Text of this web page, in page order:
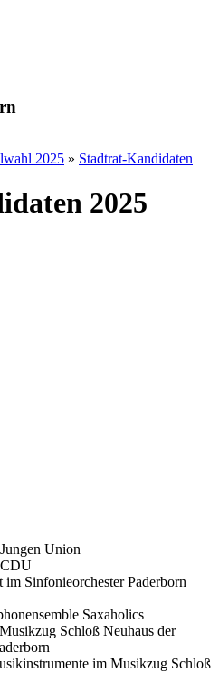
2025 » Stadtrat-Kandidaten
2025
Union
Sinfonieorchester Paderborn
Saxaholics
Schloß Neuhaus der
im Musikzug Schloß